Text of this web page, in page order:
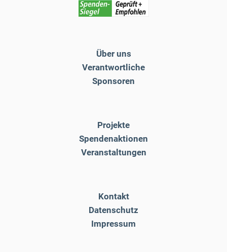
Über uns
Verantwortliche
Sponsoren
Projekte
Spendenaktionen
Veranstaltungen
Kontakt
Datenschutz
Impressum